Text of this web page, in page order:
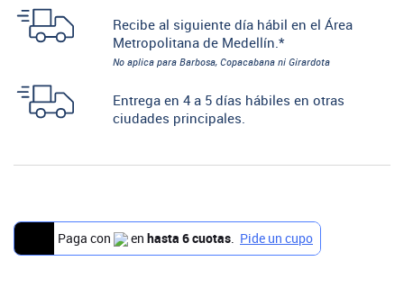
Recibe al siguiente día hábil en el Área
Metropolitana de Medellín.*
No aplica para Barbosa, Copacabana ni Girardota
Entrega en 4 a 5 días hábiles en otras
ciudades principales.